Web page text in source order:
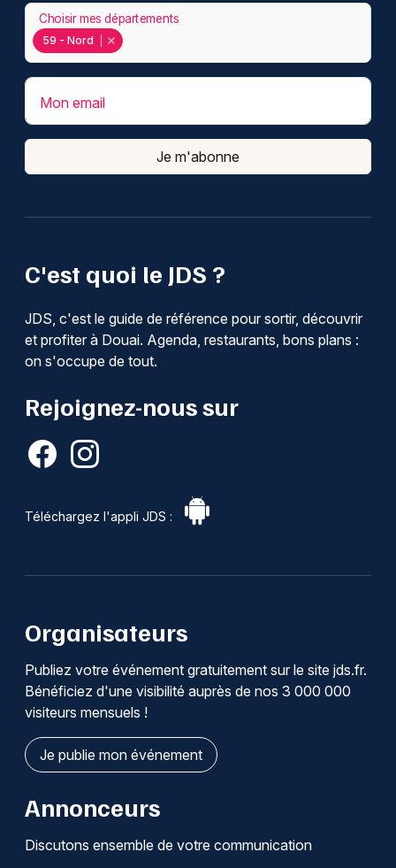
C'est quoi le JDS ?
JDS, c'est le guide de référence pour sortir, découvrir
et profiter à Douai. Agenda, restaurants, bons plans :
on s'occupe de tout.
Rejoignez-nous sur
Téléchargez l'appli JDS :
59 - Nord
Choisir mes départements
Mon email
Je m'abonne
Organisateurs
Publiez votre événement gratuitement sur le site jds.fr.
Bénéficiez d'une visibilité auprès de nos 3 000 000
visiteurs mensuels !
Je publie mon événement
Annonceurs
Discutons ensemble de votre communication